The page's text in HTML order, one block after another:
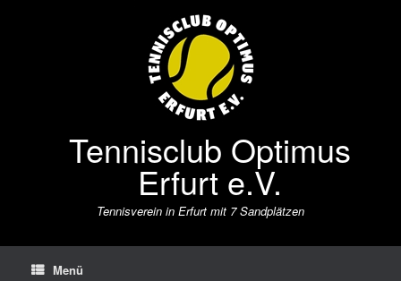
Tennisclub Optimus
Erfurt e.V.
Tennisverein in Erfurt mit 7 Sandplätzen
Menü